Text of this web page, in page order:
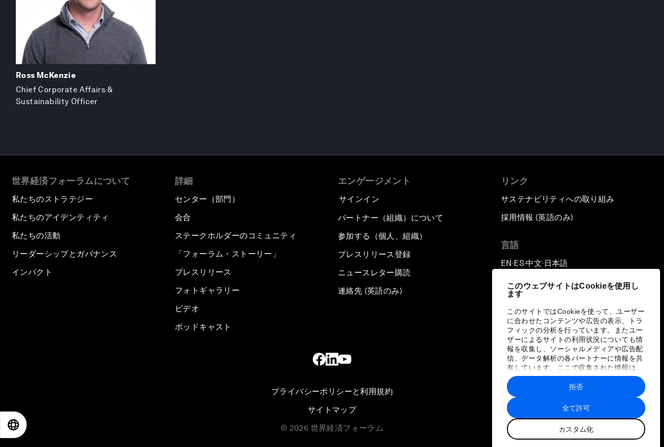
このウェブサイトはCookieを使用し
ます
このサイトではCookieを使って、ユーザー
に合わせたコンテンツや広告の表示、トラ
フィックの分析を行っています。またユー
ザーによるサイトの利用状況についても情
報を収集し、ソーシャルメディアや広告配
信、データ解析の各パートナーに情報を共
有しています。ここで収集された情報は、
ユーザーが各パートナーに提供した他の情
報や各パートナーのサービスを使用した際
に収集された情報と組み合わされ、各パー
トナーによって使用されることがありま
す。
全て許可
カスタム化
拒否
Ross McKenzie
Chief Corporate Affairs &
Sustainability Officer
世界経済フォーラムについて
私たちのストラテジー
私たちのアイデンティティ
私たちの活動
リーダーシップとガバナンス
インパクト
詳細
センター（部門）
会合
ステークホルダーのコミュニティ
「フォーラム・ストーリー」
プレスリリース
フォトギャラリー
ビデオ
ポッドキャスト
エンゲージメント
サインイン
パートナー（組織）について
参加する（個人、組織）
プレスリリース登録
ニュースレター購読
連絡先 (英語のみ)
リンク
サステナビリティへの取り組み
採用情報 (英語のみ)
言語
EN ▪ES▪中文▪ 日本語
プライバシーポリシーと利用規約
サイトマップ
© 2026 世界経済フォーラム